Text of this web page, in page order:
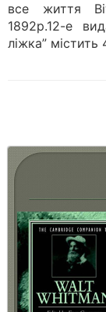
все життя
1892р.12-е
ліжка” містить